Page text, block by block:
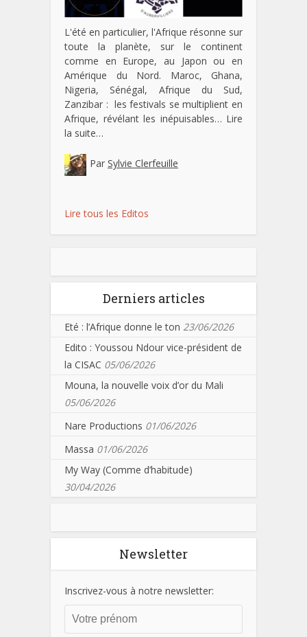
L'été en particulier, l'Afrique résonne sur
toute la planète, sur le continent
comme en Europe, au Japon ou en
Amérique du Nord. Maroc, Ghana,
Nigeria, Sénégal, Afrique du Sud,
Zanzibar : les festivals se multiplient en
Afrique, révélant les inépuisables… Lire
la suite…
Par Sylvie Clerfeuille
Lire tous les Editos
Derniers articles
Eté : l’Afrique donne le ton 23/06/2026
Edito : Youssou Ndour vice-président de
la CISAC 05/06/2026
Mouna, la nouvelle voix d’or du Mali
05/06/2026
Nare Productions 01/06/2026
Massa 01/06/2026
My Way (Comme d’habitude)
30/04/2026
Newsletter
Inscrivez-vous à notre newsletter: